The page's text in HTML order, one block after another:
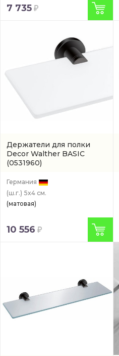
7 735
Держатели для полки
Decor Walther BASIC
(0531960)
Германия
(ш.г.) 5x4 см.
(матовая)
10 556